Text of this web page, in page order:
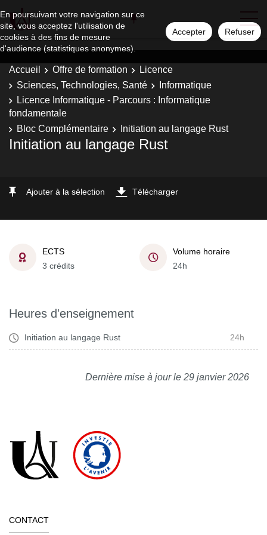
En poursuivant votre navigation sur ce
site, vous acceptez l'utilisation de
cookies à des fins de mesure
d'audience (statistiques anonymes).
Accepter Refuser
Accueil Offre de formation
Licence
Sciences, Technologies, Santé
Informatique
Licence Informatique - Parcours : Informatique
fondamentale
Bloc Complémentaire
Initiation au langage Rust
Initiation au langage Rust
Ajouter à la sélection Télécharger
ECTS
3 crédits
Volume horaire
24h
Heures d'enseignement
Initiation au langage Rust 24h
Dernière mise à jour le 29 janvier 2026
CONTACT